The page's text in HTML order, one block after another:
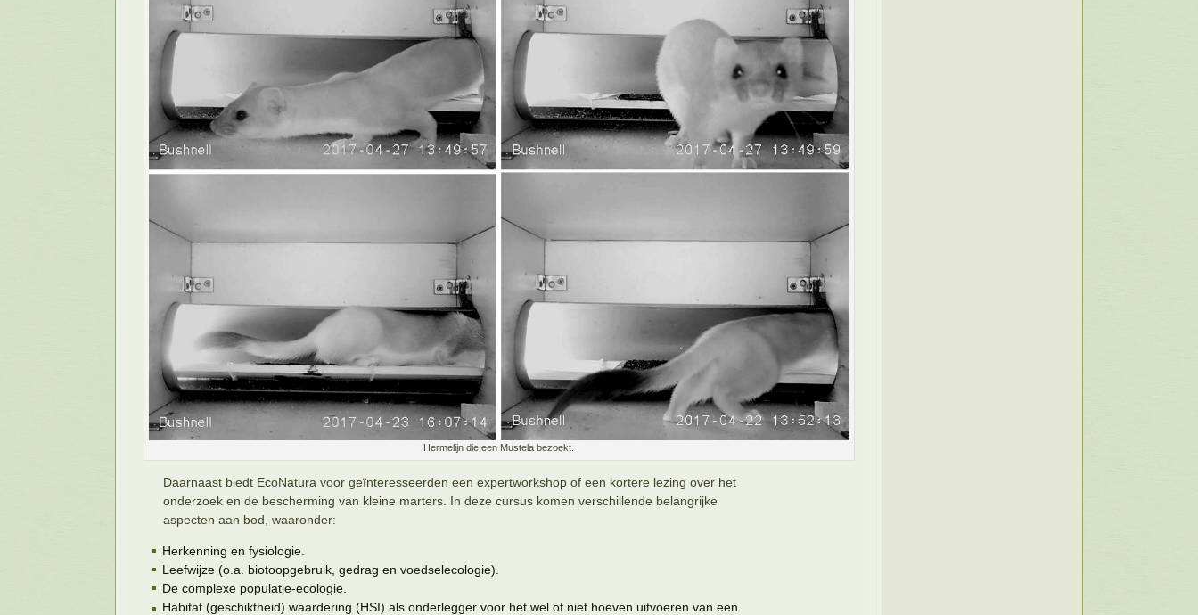
Hermelijn die een Mustela bezoekt.
Daarnaast biedt EcoNatura voor geïnteresseerden een expertworkshop of een kortere lezing over het
onderzoek en de bescherming van kleine marters. In deze cursus komen verschillende belangrijke
aspecten aan bod, waaronder:
Herkenning en fysiologie.
Leefwijze (o.a. biotoopgebruik, gedrag en voedselecologie).
De complexe populatie-ecologie.
Habitat (geschiktheid) waardering (HSI) als onderlegger voor het wel of niet hoeven uitvoeren van een